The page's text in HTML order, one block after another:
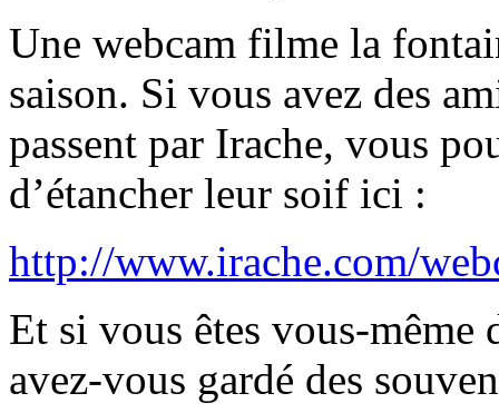
Une webcam filme la
saison. Si vous avez des
passent par Irache, vous
d’étancher leur soif ici :
http://www.irache.com/
Et si vous êtes vous-même
avez-vous gardé des